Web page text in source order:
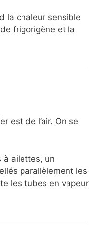
la chaleur sensible
frigorigène et la
est de l’air. On se
à ailettes, un
parallèlement les
les tubes en vapeur